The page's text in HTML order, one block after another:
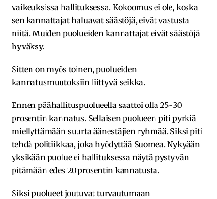
vaikeuksissa hallituksessa. Kokoomus ei ole, koska
sen kannattajat haluavat säästöjä, eivät vastusta
niitä. Muiden puolueiden kannattajat eivät säästöjä
hyväksy.
Sitten on myös toinen, puolueiden
kannatusmuutoksiin liittyvä seikka.
Ennen päähallituspuolueella saattoi olla 25-30
prosentin kannatus. Sellaisen puolueen piti pyrkiä
miellyttämään suurta äänestäjien ryhmää. Siksi piti
tehdä politiikkaa, joka hyödyttää Suomea. Nykyään
yksikään puolue ei hallituksessa näytä pystyvän
pitämään edes 20 prosentin kannatusta.
Siksi puolueet joutuvat turvautumaan